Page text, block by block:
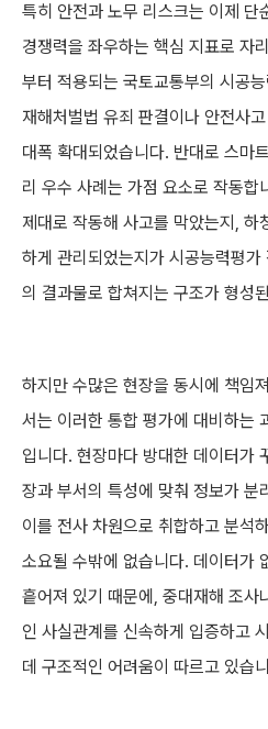
특히 안전과 노무 리스크는 이제 단
경쟁력을 좌우하는 핵심 지표로 자
부터 적용되는 국토교통부의 시공
재해처벌법 유죄 판결이나 안전사
대폭 확대되었습니다. 반대로 스마
리 우수 사례는 가점 요소로 작동
제대로 작동해 사고를 막았는지, 하
하게 관리되었는지가 시공능력평
의 결과물로 합쳐지는 구조가 형성
하지만 수많은 현장을 동시에 책임
서는 이러한 통합 평가에 대비하는
입니다. 현장마다 방대한 데이터가
장과 부서의 특성에 맞춰 정보가 분
이를 전사 차원으로 취합하고 분석
소요될 수밖에 없습니다. 데이터가
흩어져 있기 때문에, 중대재해 조사
인 사실관계를 신속하게 입증하고
데 구조적인 어려움이 따르고 있습